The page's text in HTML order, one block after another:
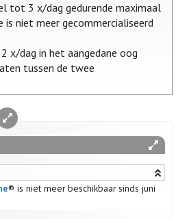
tot 3 x/dag gedurende maximaal
is niet meer gecommercialiseerd
x/dag in het aangedane oog
tussen de twee
® is niet meer beschikbaar sinds juni